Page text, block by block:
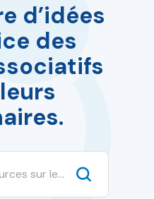
d’idées
des